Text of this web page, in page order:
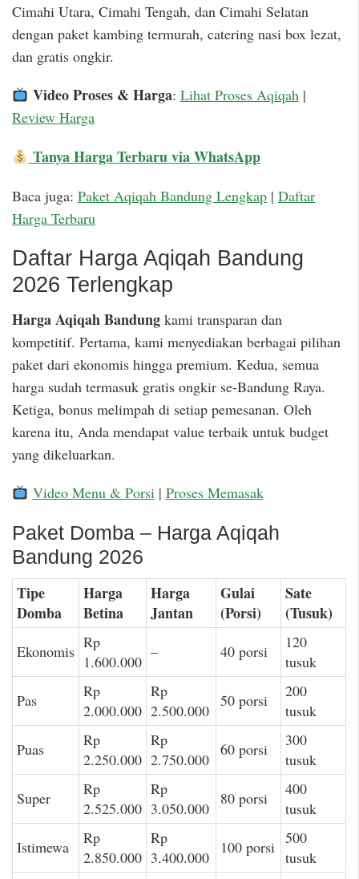
Cimahi Utara, Cimahi Tengah, dan Cimahi Selatan
dengan paket kambing termurah, catering nasi box lezat,
dan gratis ongkir.
Video Proses & Harga: Lihat Proses Aqiqah|
Review Harga
Tanya Harga Terbaru via WhatsApp
Baca juga: Paket Aqiqah Bandung Lengkap | Daftar
Harga Terbaru
Daftar Harga Aqiqah Bandung
2026 Terlengkap
Harga Aqiqah Bandung kami transparan dan
kompetitif. Pertama, kami menyediakan berbagai pilihan
paket dari ekonomis hingga premium. Kedua, semua
harga sudah termasuk gratis ongkir se-Bandung Raya.
Ketiga, bonus melimpah di setiap pemesanan. Oleh
karena itu, Anda mendapat value terbaik untuk budget
yang dikeluarkan.
Video Menu & Porsi| Proses Memasak
Paket Domba – Harga Aqiqah
Bandung 2026
Tipe
Domba
Harga
Betina
Harga
Jantan
Gulai
(Porsi)
Sate
(Tusuk)
Ekonomis Rp
1.600.000
– 40 porsi
120
tusuk
Pas
Rp
2.000.000
Rp
2.500.000
50 porsi
200
tusuk
Puas
Rp
2.250.000
Rp
2.750.000
60 porsi
300
tusuk
Super
Rp
2.525.000
Rp
3.050.000
80 porsi
400
tusuk
Istimewa
Rp
2.850.000
Rp
3.400.000
100 porsi 500
tusuk